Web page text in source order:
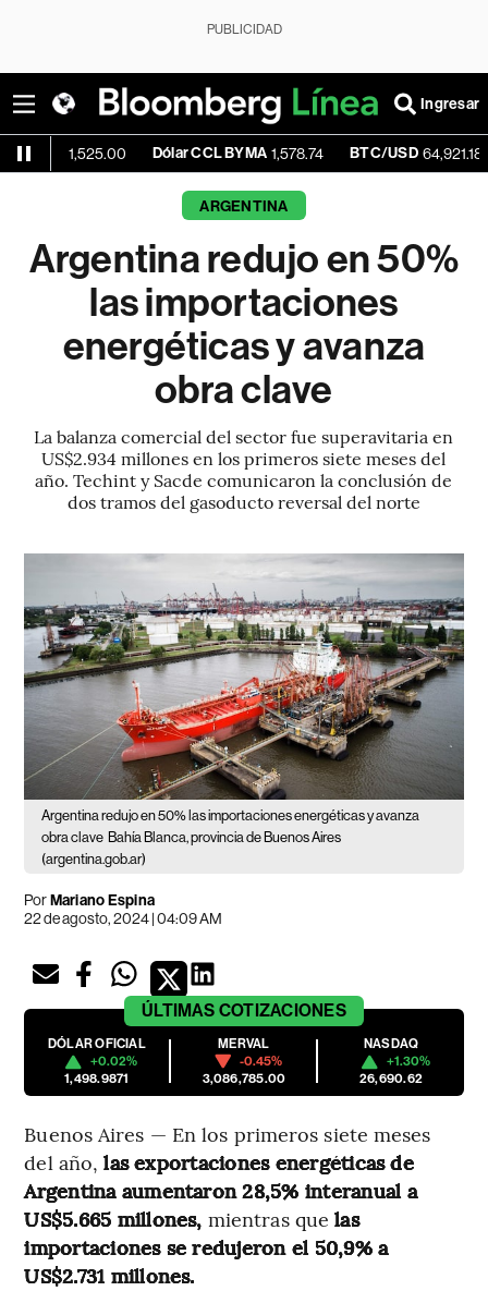
PUBLICIDAD
Ingresar
1,525.00 Dólar CCL BYMA 1,578.74 BTC/USD 64,921.18 -
ARGENTINA
Argentina redujo en 50%
las importaciones
energéticas y avanza
obra clave
La balanza comercial del sector fue superavitaria en
US$2.934 millones en los primeros siete meses del
año. Techint y Sacde comunicaron la conclusión de
dos tramos del gasoducto reversal del norte
Argentina redujo en 50% las importaciones energéticas y avanza
obra clave Bahía Blanca, provincia de Buenos Aires
(argentina.gob.ar)
PorMariano Espina
22 de agosto, 2024 | 04:09 AM
ÚLTIMAS COTIZACIONES
DÓLAR OFICIAL
+0.02%
1,498.9871
MERVAL
-0.45%
3,086,785.00
NASDAQ
+1.30%
26,690.62
Buenos Aires — En los primeros siete meses
del año,las exportaciones energéticas de
Argentina aumentaron 28,5% interanual a
US$5.665 millones, mientras quelas
importaciones se redujeron el 50,9% a
US$2.731 millones.